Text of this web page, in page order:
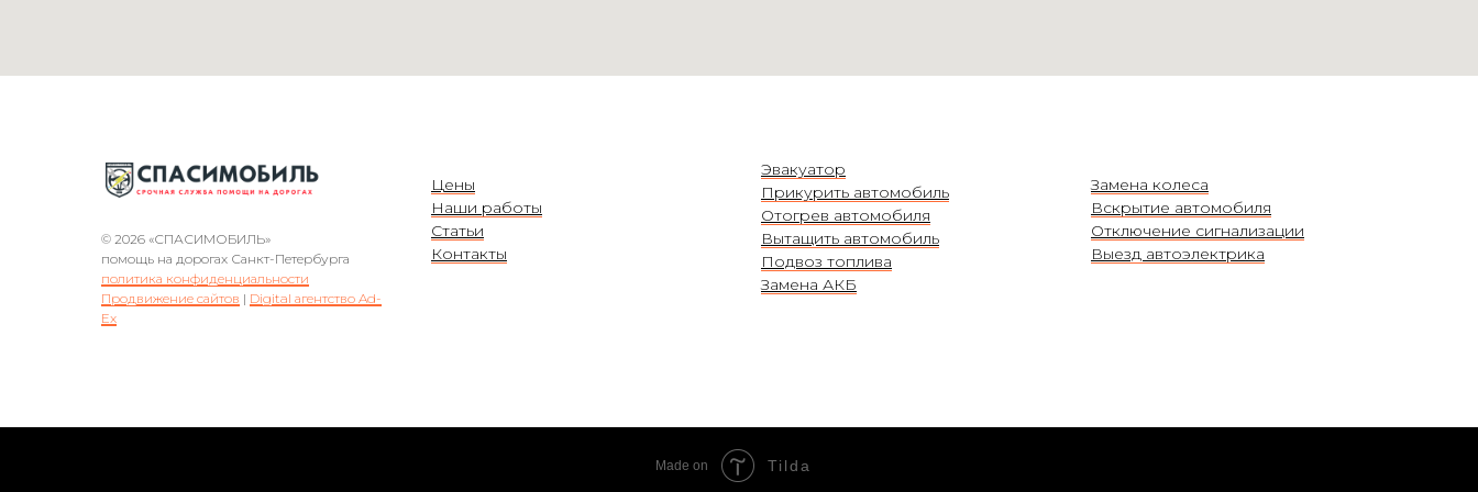
© 2026 «СПАСИМОБИЛЬ»
помощь на дорогах Санкт-Петербурга
политика конфиденциальности
Продвижение сайтов | Digital агентство Ad-
Ex
Цены
Наши работы
Статьи
Контакты
Эвакуатор
Прикурить автомобиль
Отогрев автомобиля
Вытащить автомобиль
Подвоз топлива
Замена АКБ
Замена колеса
Вскрытие автомобиля
Отключение сигнализации
Выезд автоэлектрика
Made on Tilda